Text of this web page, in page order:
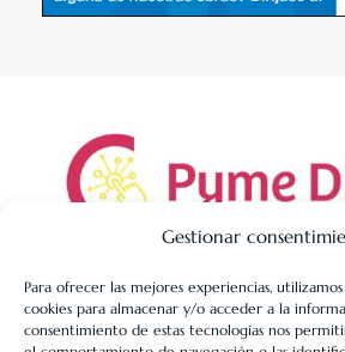
Gestionar
Para ofrecer las mejores experiencias,
cookies para almacenar y/o acceder a la
consentimiento de estas tecnologías nos
LIBRERÍA UNIVERSITARIA LEÓN 1980
de Fondos Europeos, cuyo objetivo es